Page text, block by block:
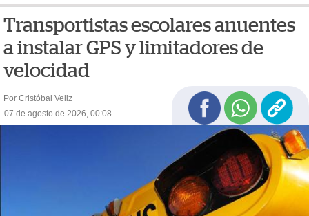
Transportistas escolares anuentes
a instalar GPS y limitadores de
velocidad
Por Cristóbal Veliz
07 de agosto de 2026, 00:08